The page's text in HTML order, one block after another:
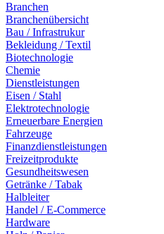
Branchen
Branchenübersicht
Bau / Infrastrukur
Bekleidung / Textil
Biotechnologie
Chemie
Dienstleistungen
Eisen / Stahl
Elektrotechnologie
Erneuerbare Energien
Fahrzeuge
Finanzdienstleistungen
Freizeitprodukte
Gesundheitswesen
Getränke / Tabak
Halbleiter
Handel / E-Commerce
Hardware